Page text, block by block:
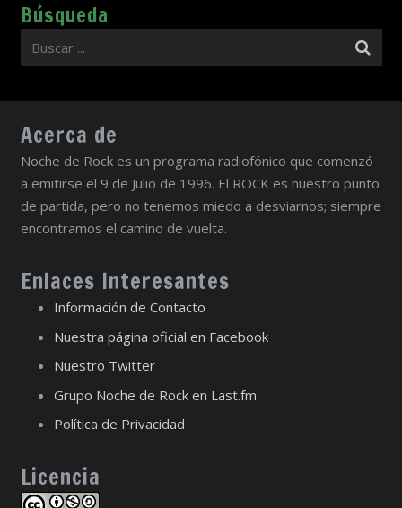
Búsqueda
Acerca de
Noche de Rock es un programa radiofónico que comenzó
a emitirse el 9 de Julio de 1996. El ROCK es nuestro punto
de partida, pero no tenemos miedo a desviarnos; siempre
encontramos el camino de vuelta.
Enlaces Interesantes
Información de Contacto
Nuestra página oficial en Facebook
Nuestro Twitter
Grupo Noche de Rock en Last.fm
Política de Privacidad
Licencia